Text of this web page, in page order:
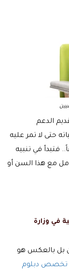
الدعم
حتى لا تمر عليه
فتبدأ في تنبيه
مع هذا السن أو
في وزارة
بل بالعكس هو
تخصص دبلوم